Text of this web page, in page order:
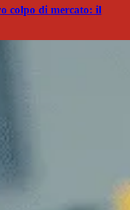
colpo di mercato: il